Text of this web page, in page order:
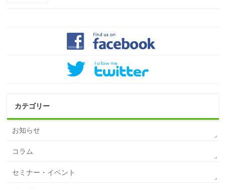
カテゴリー
お知らせ
コラム
セミナー・イベント